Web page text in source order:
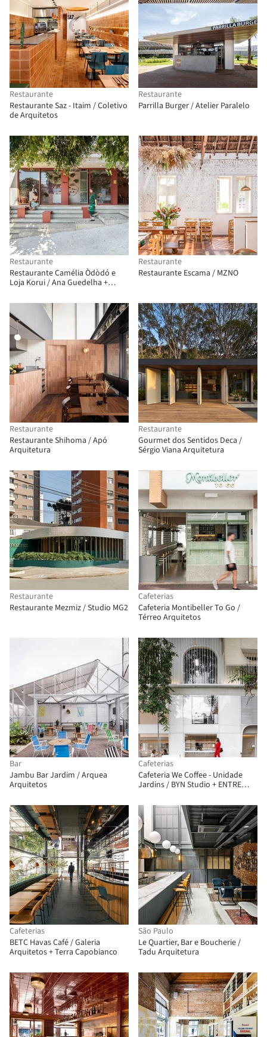
Restaurante
Restaurante Saz - Itaim / Coletivo
de Arquitetos
Restaurante
Parrilla Burger / Atelier Paralelo
Restaurante
Restaurante Camélia Òdòdó e
Loja Korui / Ana Guedelha +
Arquitetura)
Restaurante
Restaurante Escama / MZNO
Restaurante
Restaurante Shihoma / Apó
Arquitetura
Restaurante
Gourmet dos Sentidos Deca /
Sérgio Viana Arquitetura
Restaurante
Restaurante Mezmiz / Studio MG2
Cafeterias
Cafeteria Montibeller To Go /
Térreo Arquitetos
Bar
Jambu Bar Jardim / Arquea
Arquitetos
Cafeterias
Cafeteria We Coffee - Unidade
Jardins / BYN Studio + ENTRE
Cafeterias
BETC Havas Café / Galeria
Arquitetos + Terra Capobianco
São Paulo
Le Quartier, Bar e Boucherie /
Tadu Arquitetura